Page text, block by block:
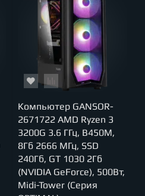
Компьютер GANSOR-
2671722 AMD Ryzen 3
3200G 3.6 ГГц, B450M,
8Гб 2666 МГц, SSD
240Гб, GT 1030 2Гб
(NVIDIA GeForce), 500Вт,
Midi-Tower (Серия